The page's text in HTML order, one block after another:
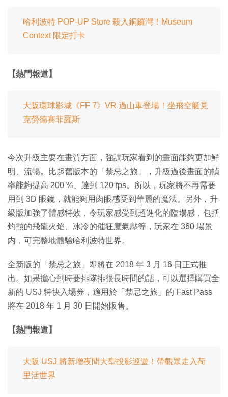
哈利波特 POP-UP Store 殺入銅鑼灣！Museum
Context 限定打卡
【熱門報道】
大阪環球影城《FF 7》VR 過山車登場！坐飛空艇見
克勞德賽菲羅斯
今次升級主要在畫質方面，強調玩家看到的畫面能夠更加鮮
明、流暢。比起舊版本的「禁忌之旅」，升級過後畫面的幀
率能夠提高 200 %、達到 120 fps。所以，玩家將不再需要
用到 3D 眼鏡，就能夠用肉眼感受到華麗的魔法。另外，升
級版加強了體感特效，令玩家感受到超進化的臨場感，包括
灼熱的飛龍火焰、冰冷的催狂魔氣壓等，玩家在 360 場景
内，可完整地體驗哈利波特世界。
全新版的「禁忌之旅」即將在 2018 年 3 月 16 日正式推
出。如果擔心到時要排隊排很長時間的話，可以選擇購買全
新的 USJ 特快入場券，適用於「禁忌之旅」的 Fast Pass
將在 2018 年 1 月 30 日開始販售。
【熱門報道】
大阪 USJ 將新增夜間大型投影巡遊！帶觀眾走入荷
里活世界